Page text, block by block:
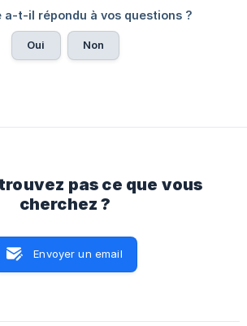
a-t-il répondu à vos questions ?
Oui Non
pas ce que vous
cherchez ?
Envoyer un email